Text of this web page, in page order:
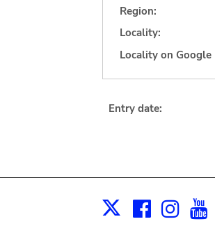
Region:
Locality:
Locality on Google
Entry date:
X